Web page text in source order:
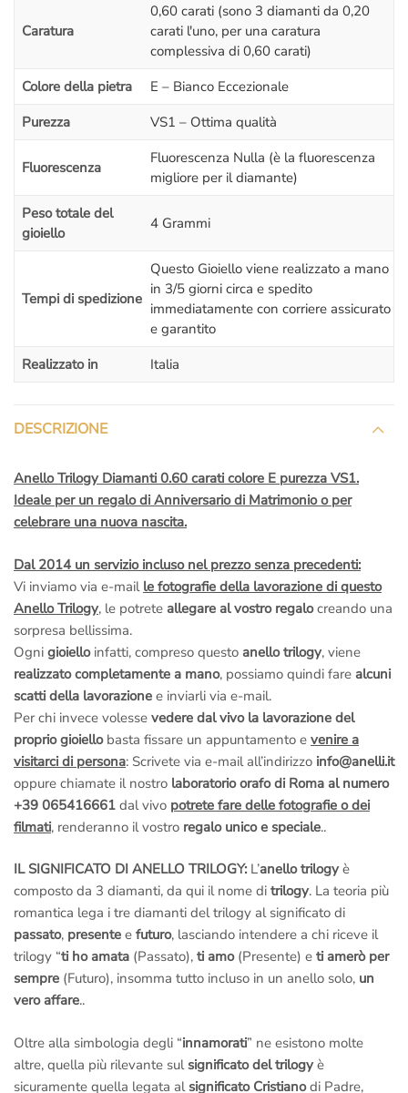
– Se vieni a visitarci di persona avrai unalezione gratuitasul
mondo del diamante:
vedrai dal vivo le differenze di colore,
purezza, simmetria, taglio, caratura
Luster BGM
microscopio; una spiegazione semplificata ma dettagliata sul
nelle condizioni di
fare una scelta più consapevole
L’appuntamento è ovviamente senza impegno,non sei
obbligato ad acquistare!
Il prezzo di questo Anello Trilogy
–Certificazione
– Spedizione assicurata e garantita : Sei tutelato al 100%, non
italiana seria, tutti gli acquisti sono regolarmente
contenente il tuo gioiello
parte dal nostro laboratorio orafo di
quando ti arriverà il pacchetto a casa!
– Rimessa a misura gratis se la sbagli: Se sbagli misura
mandiamo il corriere a ritirare il gioiello per
inciso.
–Diritto di recesso se il gioiello non ti piace: nessuna pratica
complicata, se non è di tuo gradimento vienitotalmente
rimborsato.
–Assistenza gratuita a vita: ci teniamo a rivederti presto,
chiama o scrivi se hai dei problemi, ti aiutiamo noi, la tua
soddisfazione è la nostra miglior pubblicità.
–Fotografie della lavorazione dell’anello via e-mail: Si,
facciamo degli scatti mentre lo creiamo; potraiallegarli al tuo
regaloe renderlo unico.
Noi siamo artigiani italiani veri, creiamo i nostri gioielli a Roma,
non abbiamo nulla da nascondere.
Non ci credi?Prenota una visita in laboratorioe vieni a vederlo
lavoro.
La fotografie della lavorazione sono incluse nel prezzo ma
devono essere richieste prima dell’ordine.
Email ainfo@anelli.it
Whatsapp ai Maestri del laboratorio di Roma al numero+39
3513386087
Chiama il numero verde gratuito di Roma 800 034 552
Per informazioni sui diamanti e sulle certificazioni puoi scrivere
anche al nostroufficio dei diamanti di Londraal numero
Caratura
0,60 carati (sono 3 diamanti da 0,20
carati l'uno, per una caratura
complessiva di 0,60 carati)
Colore della pietra
E – Bianco Eccezionale
Purezza
VS1 – Ottima qualità
Fluorescenza
Fluorescenza Nulla (è la fluorescenza
migliore per il diamante)
Peso totale del
gioiello
4 Grammi
Tempi di spedizione
Questo Gioiello viene realizzato a mano
in 3/5 giorni circa e spedito
immediatamente con corriere assicurato
e garantito
Realizzato in
Italia
DESCRIZIONE
Anello Trilogy Diamanti 0.60 carati colore E purezza VS1.
Ideale per un regalo di Anniversario di Matrimonio o per
celebrare una nuova nascita.
Dal 2014 un servizio incluso nel prezzo senza precedenti:
Vi inviamo via e-mail le fotografie della lavorazione di questo
Anello Trilogy, le potrete allegare al vostro regalocreando una
sorpresa bellissima.
Ogni gioielloinfatti, compreso questo anello trilogy, viene
realizzato completamente a mano, possiamo quindi fare alcuni
scatti della lavorazione e inviarli via e-mail.
Per chi invece volesse vedere dal vivo la lavorazione del
proprio gioiellobasta fissare un appuntamento e venire a
visitarci di persona: Scrivete via e-mail all’indirizzo info@anelli.it
oppure chiamate il nostro laboratorio orafo di Roma al numero
+39 065416661 dal vivo potrete fare delle fotografie o dei
filmati, renderanno il vostro regalo unico e speciale..
IL SIGNIFICATO DI ANELLO TRILOGY: L’anello trilogyè
composto da 3 diamanti, da qui il nome di trilogy. La teoria più
romantica lega i tre diamanti del trilogy al significato di
passato, presente e futuro, lasciando intendere a chi riceve il
trilogy “ti ho amata (Passato), ti amo(Presente) e ti amerò per
sempre (Futuro), insomma tutto incluso in un anello solo, un
vero affare..
Oltre alla simbologia degli “innamorati” ne esistono molte
altre, quella più rilevante sul significato del trilogy è
sicuramente quella legata al significato Cristianodi Padre,